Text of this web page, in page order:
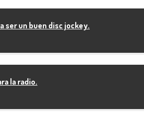
ser un buen disc jockey.
la radio.